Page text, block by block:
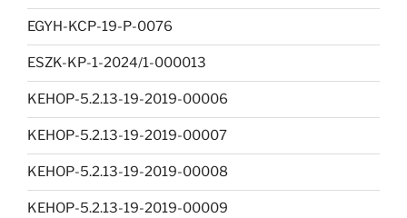
EGYH-KCP-19-P-0076
ESZK-KP-1-2024/1-000013
KEHOP-5.2.13-19-2019-00006
KEHOP-5.2.13-19-2019-00007
KEHOP-5.2.13-19-2019-00008
KEHOP-5.2.13-19-2019-00009